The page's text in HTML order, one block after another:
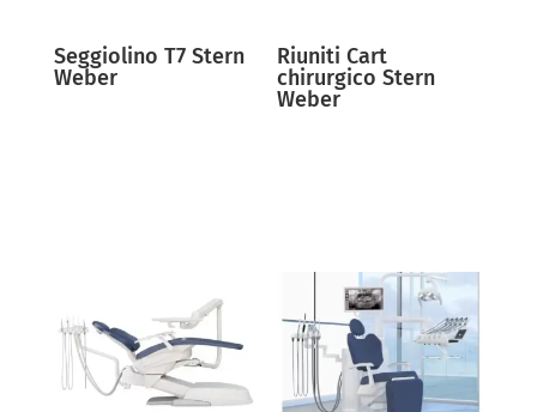
Seggiolino T7 Stern
Weber
Riuniti Cart
chirurgico Stern
Weber